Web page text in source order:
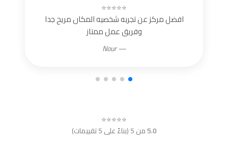
⭐⭐⭐⭐⭐
افضل مركز عن تجربه شخصيه المكان مريح جدا
وفريق عمل ممتاز
— Nour
⭐⭐⭐⭐⭐
5.0من 5 (بناءً على 5 تقييمات)